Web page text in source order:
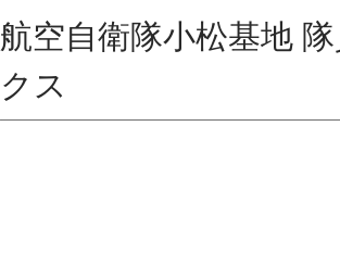
航空自衛隊小松基地
クス